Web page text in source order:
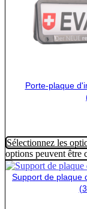
Porte-plaque
Sélectionnez les
options peuvent être
Support de plaque